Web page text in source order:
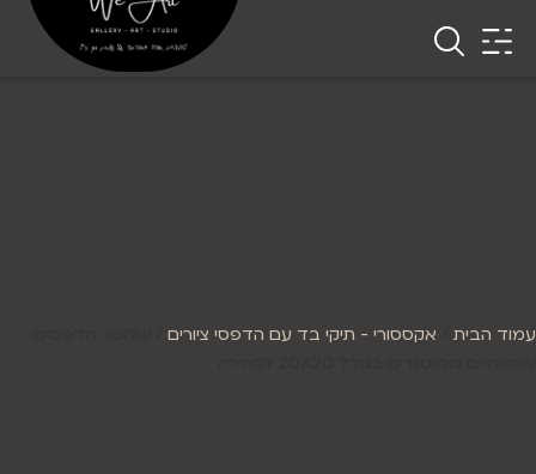
עמוד הבית אקססורי - תיקי בד עם הדפסי ציורים